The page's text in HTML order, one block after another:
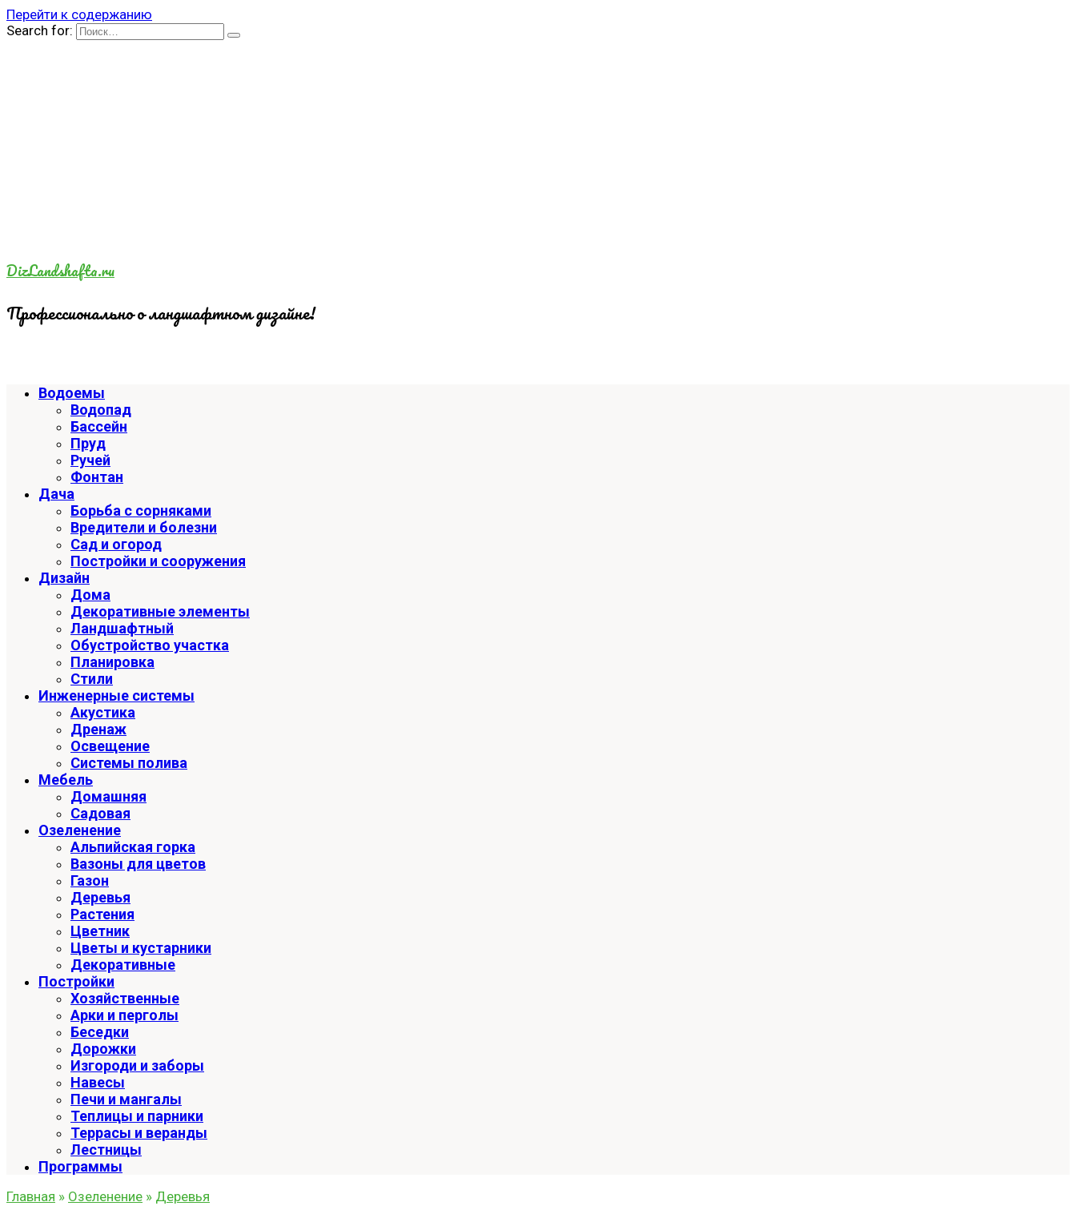
Перейти к содержанию
Search for:
DizLandshafta.ru
Профессионально о ландшафтном дизайне!
Водоемы
Водопад
Бассейн
Пруд
Ручей
Фонтан
Дача
Борьба с сорняками
Вредители и болезни
Сад и огород
Постройки и сооружения
Дизайн
Дома
Декоративные элементы
Ландшафтный
Обустройство участка
Планировка
Стили
Инженерные системы
Акустика
Дренаж
Освещение
Системы полива
Мебель
Домашняя
Садовая
Озеленение
Альпийская горка
Вазоны для цветов
Газон
Деревья
Растения
Цветник
Цветы и кустарники
Декоративные
Постройки
Хозяйственные
Арки и перголы
Беседки
Дорожки
Изгороди и заборы
Навесы
Печи и мангалы
Теплицы и парники
Террасы и веранды
Лестницы
Программы
Главная » Озеленение » Деревья